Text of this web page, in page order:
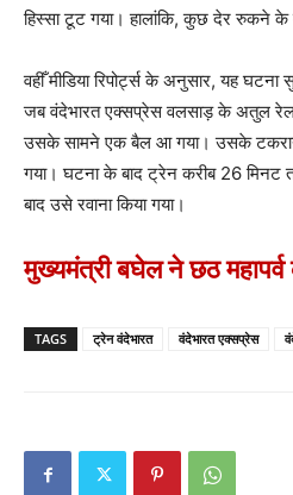
हिस्सा टूट गया। हालांकि, कुछ देर रुकने के
वहीँ मीडिया रिपोर्ट्स के अनुसार, यह
जब वंदेभारत एक्सप्रेस वलसाड़ के अतुल
उसके सामने एक बैल आ गया। उसके
गया। घटना के बाद ट्रेन करीब 26
बाद उसे रवाना किया गया।
मुख्यमंत्री बघेल ने छठ महापर्व
TAGS ट्रेन वंदेभारत वंदेभारत एक्सप्रेस